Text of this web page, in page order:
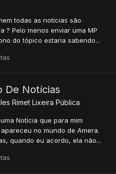
todas as notícias são
? Pelo menos enviar uma MP
do tópico estaria sabendo...
De Notícias
Rimet Lixeira Pública
Notícia que para mim
no mundo de Amera.
quando eu acordo, ela não...